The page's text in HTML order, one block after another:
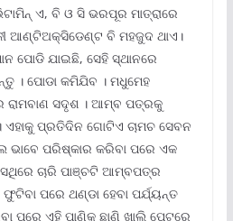
ଏ, ବି ଓ ସି ଭରପୂର ମାତ୍ରାରେ
ଆଣ୍ଟିଅକ୍ସିଡେଣ୍ଟ ବି ମହଜୁଦ ଥାଏ।
ପୋଡି ଯାଇଛି, ସେହି ସ୍ଥାନରେ
। ପୋଡା କମିଯିବ । ମଧୁମେହ
ସଦୃଶ । ଆମ୍ବ ପତ୍ରକୁ
ପ୍ରତିଦିନ ଗୋଟିଏ ଚାମଚ ସେବନ
ପରିଷ୍କାର କରିବା ପରେ ଏକ
ଚାରି ପାଞ୍ଚଟି ଆମ୍ବପତ୍ର
ପରେ ଥଣ୍ଡା ହେବା ପର୍ଯ୍ୟନ୍ତ
ପରେ ଏହି ପାଣିକୁ ଛାଣି ଖାଲି ପେଟରେ